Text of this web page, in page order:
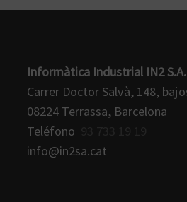
Informàtica Industrial IN2 S.A.
Carrer Doctor Salvà, 148,
08224 Terrassa, Barcelona
Teléfono
info@in2sa.cat